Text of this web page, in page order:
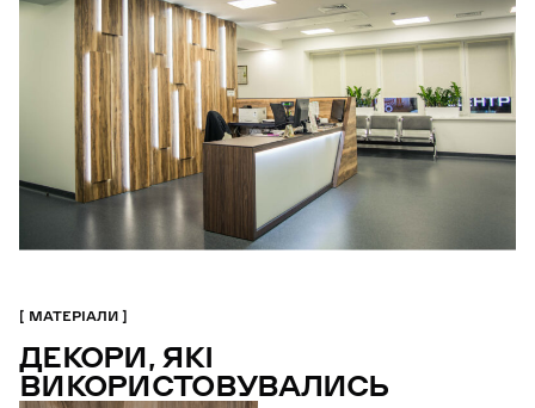
МАТЕРІАЛИ
ДЕКОРИ, ЯКІ
ВИКОРИСТОВУВАЛИСЬ